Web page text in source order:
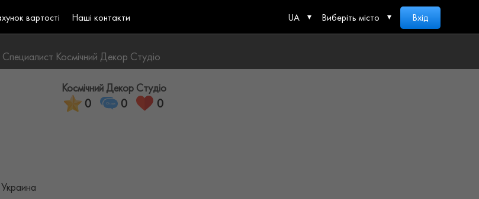
вартості Наші контакти UA Виберіть місто Вхід
Специалист Космічний Декор Студіо
Космічний Декор Студіо
0 0 0